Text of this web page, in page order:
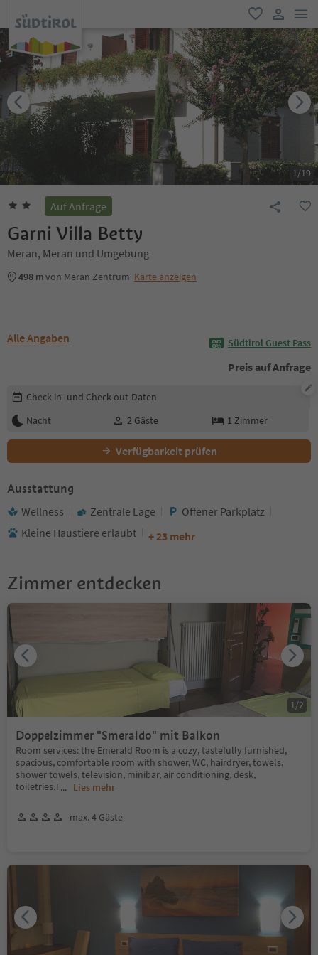
favorit
user link
1/19
Auf Anfrage
Garni Villa Betty
Meran, Meran und Umgebung
498 mvon Meran Zentrum Karte anzeigen
Alle Angaben Südtirol Guest Pass
Preis auf Anfrage
Buchungsdetails bearbeiten
Check-in- und Check-out-Daten
Nacht
2 Gäste 1 Zimmer
Verfügbarkeit prüfen
Ausstattung
Wellness Zentrale Lage
Offener Parkplatz
Kleine Haustiere erlaubt
+ 23 mehr
Zimmer entdecken
Doppelzimmer "Smeraldo" mit Balkon
Room services: the Emerald Room is a cozy, tastefully furnished,
spacious, comfortable room with shower, WC, hairdryer, towels,
shower towels, television, minibar, air conditioning, desk,
toiletries.T... Lies mehr
max. 4 Gäste
1 /2